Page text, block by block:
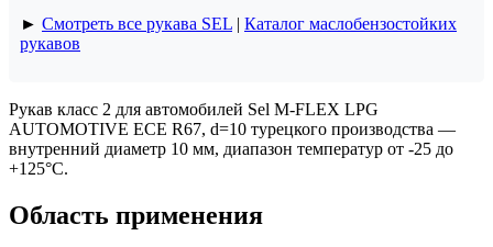
► Смотреть все рукава SEL | Каталог маслобензостойких
рукавов
Рукав класс 2 для автомобилей Sel M-FLEX LPG
AUTOMOTIVE ECE R67, d=10 турецкого производства —
внутренний диаметр 10 мм, диапазон температур от -25 до
+125°C.
Область применения